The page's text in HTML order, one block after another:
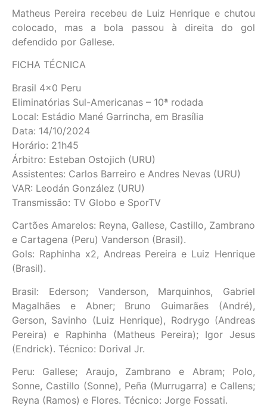
Matheus Pereira recebeu de Luiz Henrique e chutou
colocado, mas a bola passou à direita do gol
defendido por Gallese.
FICHA TÉCNICA
Brasil 4×0 Peru
Eliminatórias Sul-Americanas – 10ª rodada
Local: Estádio Mané Garrincha, em Brasília
Data: 14/10/2024
Horário: 21h45
Árbitro: Esteban Ostojich (URU)
Assistentes: Carlos Barreiro e Andres Nevas (URU)
VAR: Leodán González (URU)
Transmissão: TV Globo e SporTV
Cartões Amarelos: Reyna, Gallese, Castillo, Zambrano
e Cartagena (Peru) Vanderson (Brasil).
Gols: Raphinha x2, Andreas Pereira e Luiz Henrique
(Brasil).
Brasil: Ederson; Vanderson, Marquinhos, Gabriel
Magalhães e Abner; Bruno Guimarães (André),
Gerson, Savinho (Luiz Henrique), Rodrygo (Andreas
Pereira) e Raphinha (Matheus Pereira); Igor Jesus
(Endrick). Técnico: Dorival Jr.
Peru: Gallese; Araujo, Zambrano e Abram; Polo,
Sonne, Castillo (Sonne), Peña (Murrugarra) e Callens;
Reyna (Ramos) e Flores. Técnico: Jorge Fossati.